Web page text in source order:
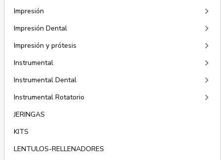
Impresión
keyboard_arrow_right
Impresión Dental keyboard_arrow_right
Impresión y prótesis keyboard_arrow_right
Instrumental keyboard_arrow_right
Instrumental Dental keyboard_arrow_right
Instrumental Rotatorio keyboard_arrow_right
JERINGAS
KITS
LENTULOS-RELLENADORES